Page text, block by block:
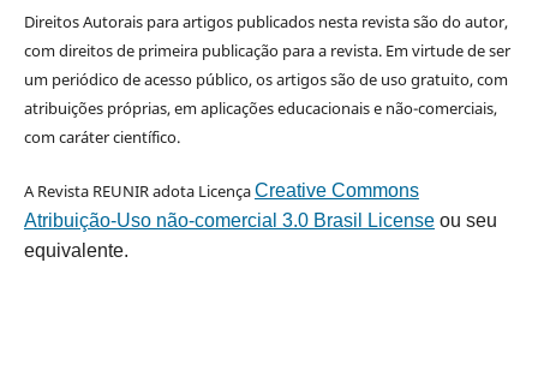
Direitos Autorais para artigos publicados nesta revista são do autor,
com direitos de primeira publicação para a revista. Em virtude de ser
um periódico de acesso público, os artigos são de uso gratuito, com
atribuições próprias, em aplicações educacionais e não-comerciais,
com caráter científico.
A Revista REUNIR adota LicençaCreative Commons
Atribuição-Uso não-comercial 3.0 Brasil Licenseou seu
equivalente.